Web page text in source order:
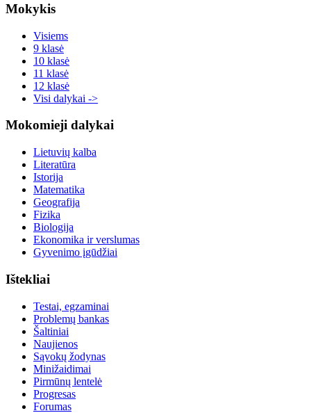
Mokykis
Visiems
9 klasė
10 klasė
11 klasė
12 klasė
Visi dalykai ->
Mokomieji dalykai
Lietuvių kalba
Literatūra
Istorija
Matematika
Geografija
Fizika
Biologija
Ekonomika ir verslumas
Gyvenimo įgūdžiai
Ištekliai
Testai, egzaminai
Problemų bankas
Šaltiniai
Naujienos
Sąvokų žodynas
Minižaidimai
Pirmūnų lentelė
Progresas
Forumas